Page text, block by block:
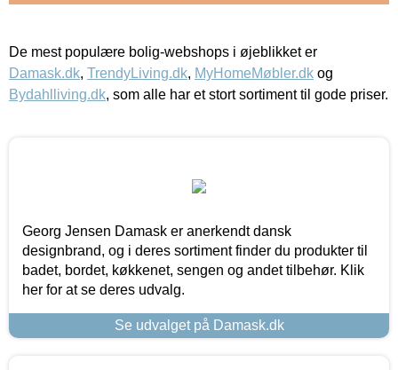
De mest populære bolig-webshops i øjeblikket er
Damask.dk, TrendyLiving.dk, MyHomeMøbler.dk og
Bydahlliving.dk, som alle har et stort sortiment til gode priser.
Georg Jensen Damask er anerkendt dansk
designbrand, og i deres sortiment finder du produkter til
badet, bordet, køkkenet, sengen og andet tilbehør. Klik
her for at se deres udvalg.
Se udvalget på Damask.dk